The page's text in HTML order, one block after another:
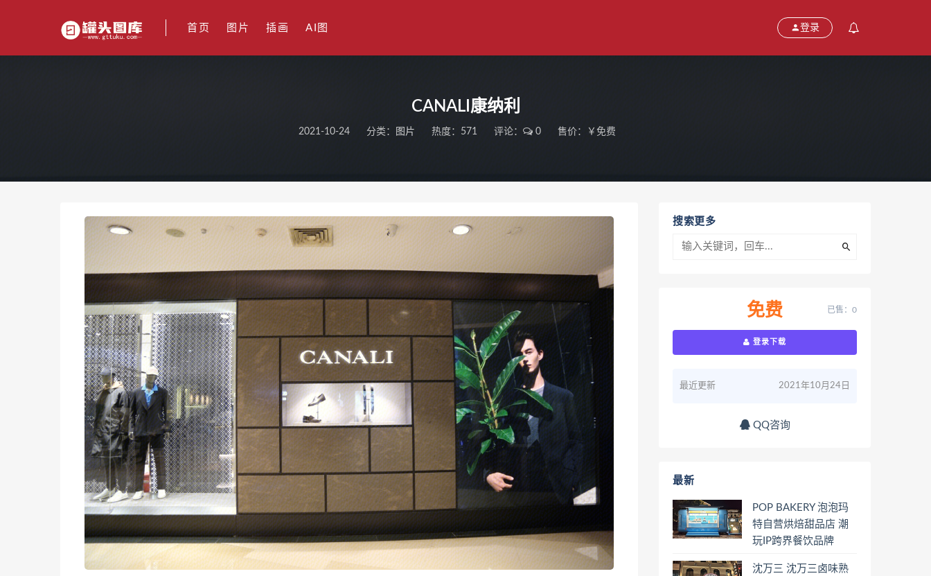
首页 图片 插画 AI图 登录
CANALI康纳利
2021-10-24 分类： 图片 热度：571 评论： 0 售价：￥免费
搜索更多
免费 已售：0
登录下载
最近更新 2021年10月24日
QQ咨询
最新
POP BAKERY 泡泡玛
特自营烘焙甜品店 潮
玩IP跨界餐饮品牌
沈万三 沈万三卤味熟